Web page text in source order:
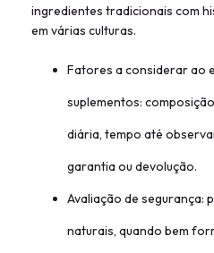
ingredientes tradicionais com
em várias culturas.
Fatores a considerar ao
suplementos:
diária, tempo até
garantia ou devolução.
Avaliação de segurança:
naturais, quando bem